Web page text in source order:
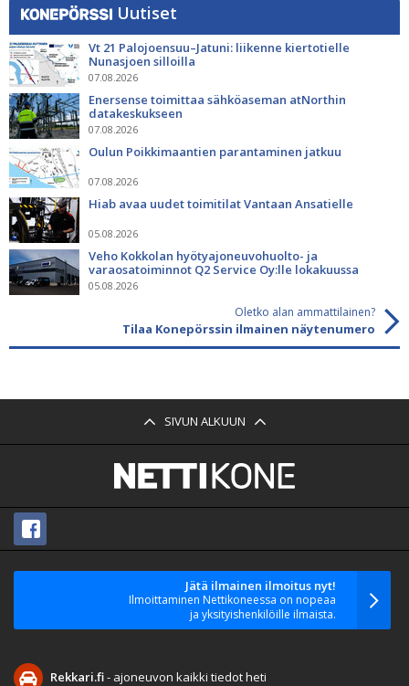
Uutiset
Vt 21 Palojoensuu–Jatuni: liikenne kiertotielle
Nunasjoen silloilla
07.08.2026
Enersense toimittaa sähköaseman atNorthin
datakeskukseen
07.08.2026
Oulun Poikkimaantien parantaminen jatkuu
07.08.2026
Hiab avaa uudet toimitilat Vantaan Ansatielle
05.08.2026
Veho Kokkolan hyötyajoneuvohuolto- ja
varaosatoiminnot Q2 Service Oy:lle lokakuussa
05.08.2026
Oletko alan ammattilainen?
Tilaa Konepörssin ilmainen näytenumero
SIVUN ALKUUN
Jätä ilmainen ilmoitus nyt!
Ilmoittaminen Nettikoneessa on nopeaa
ja yksityishenkilöille ilmaista.
Rekkari.fi- ajoneuvon kaikki tiedot heti